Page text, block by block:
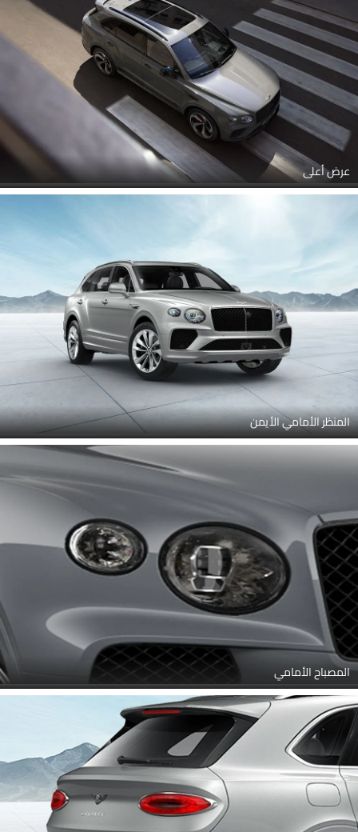
عرض أعلى
المنظر الأمامي الأيمن
المصباح الأمامي